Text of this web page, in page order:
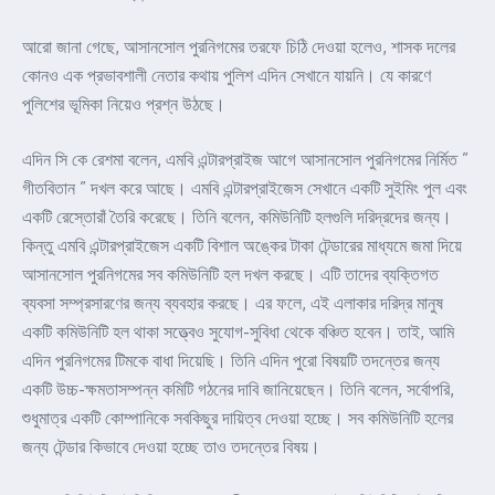
আরো জানা গেছে, আসানসোল পুরনিগমের তরফে চিঠি দেওয়া হলেও, শাসক দলের
কোনও এক প্রভাবশালী নেতার কথায় পুলিশ এদিন সেখানে যায়নি। যে কারণে
পুলিশের ভূমিকা নিয়েও প্রশ্ন উঠছে।
এদিন সি কে রেশমা বলেন, এমবি এন্টারপ্রাইজ আগে আসানসোল পুরনিগমের নির্মিত ”
গীতবিতান ” দখল করে আছে। এমবি এন্টারপ্রাইজেস সেখানে একটি সুইমিং পুল এবং
একটি রেস্তোরাঁ তৈরি করেছে। তিনি বলেন, কমিউনিটি হলগুলি দরিদ্রদের জন্য।
কিন্তু এমবি এন্টারপ্রাইজেস একটি বিশাল অঙ্কের টাকা টেন্ডারের মাধ্যমে জমা দিয়ে
আসানসোল পুরনিগমের সব কমিউনিটি হল দখল করছে। এটি তাদের ব্যক্তিগত
ব্যবসা সম্প্রসারণের জন্য ব্যবহার করছে। এর ফলে, এই এলাকার দরিদ্র মানুষ
একটি কমিউনিটি হল থাকা সত্ত্বেও সুযোগ-সুবিধা থেকে বঞ্চিত হবেন। তাই, আমি
এদিন পুরনিগমের টিমকে বাধা দিয়েছি। তিনি এদিন পুরো বিষয়টি তদন্তের জন্য
একটি উচ্চ-ক্ষমতাসম্পন্ন কমিটি গঠনের দাবি জানিয়েছেন। তিনি বলেন, সর্বোপরি,
শুধুমাত্র একটি কোম্পানিকে সবকিছুর দায়িত্ব দেওয়া হচ্ছে। সব কমিউনিটি হলের
জন্য টেন্ডার কিভাবে দেওয়া হচ্ছে তাও তদন্তের বিষয়।